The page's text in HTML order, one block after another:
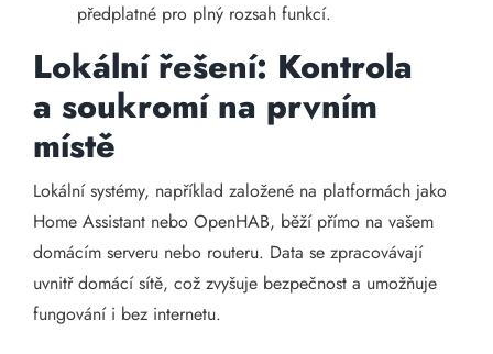
předplatné pro plný rozsah funkcí.
Lokální řešení: Kontrola
a soukromí na prvním
místě
Lokální systémy, například založené na platformách jako
Home Assistant nebo OpenHAB, běží přímo na vašem
domácím serveru nebo routeru. Data se zpracovávají
uvnitř domácí sítě, což zvyšuje bezpečnost a umožňuje
fungování i bez internetu.